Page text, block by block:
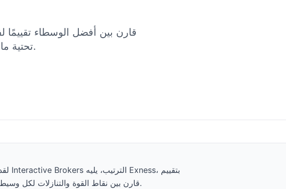
قارن بين أفضل الوسطاء تقييمًا
تحتية مالية أساسية في هذا السوق النامي.
4.8/5. تبدأ الودائع الدنيا من $0، وتبدأ الرسوم عند $0.0005 to $0.0035 per share. قارن بين نقاط القوة والتنازلات لكل وسيط أدناه.